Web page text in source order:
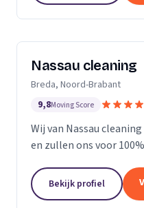
Nassau cleaning
Breda, Noord-Brabant
9,8Moving Score
Wij van Nassau
en zullen ons voor
Bekijk profiel